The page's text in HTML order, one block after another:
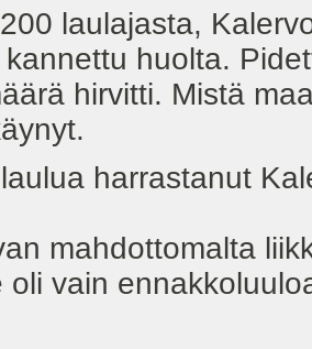
laulajasta,
huolta.
hirvitti. Mistä
harrastanut
mahdottomalta
oli vain